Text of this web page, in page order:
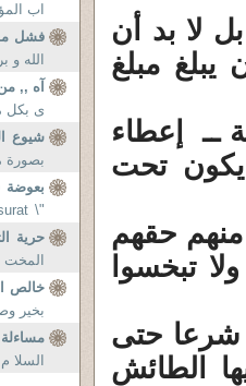
لا بد أن
مبلغ
ــ إعطاء
يكون تحت
منهم حقهم
تبخسوا
شرعا حتى
الطائش
اب
فشل
الله و
آه ,,
ى بكل
شيوع
بصورة
بعوضة
\"
حرية
خالص
بخير
السلا